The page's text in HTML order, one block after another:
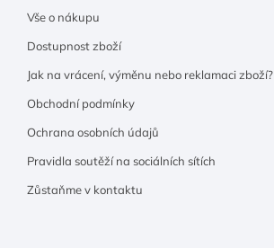
Vše o nákupu
Dostupnost zboží
Jak na vrácení, výměnu nebo reklamaci zboží?
Obchodní podmínky
Ochrana osobních údajů
Pravidla soutěží na sociálních sítích
Zůstaňme v kontaktu